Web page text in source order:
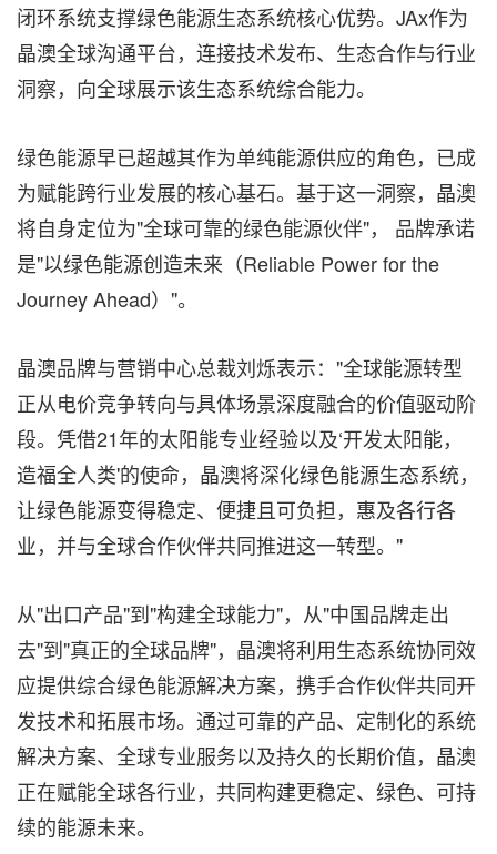
闭环系统支撑绿色能源生态系统核心优势。JAx作为
晶澳全球沟通平台，连接技术发布、生态合作与行业
洞察，向全球展示该生态系统综合能力。
绿色能源早已超越其作为单纯能源供应的角色，已成
为赋能跨行业发展的核心基石。基于这一洞察，晶澳
将自身定位为"全球可靠的绿色能源伙伴"， 品牌承诺
是"以绿色能源创造未来（Reliable Power for the
Journey Ahead） "。
晶澳品牌与营销中心总裁刘烁表示："全球能源转型
正从电价竞争转向与具体场景深度融合的价值驱动阶
段。凭借21年的太阳能专业经验以及‘开发太阳能，
造福全人类'的使命，晶澳将深化绿色能源生态系统，
让绿色能源变得稳定、便捷且可负担，惠及各行各
业，并与全球合作伙伴共同推进这一转型。"
从"出口产品"到"构建全球能力"，从"中国品牌走出
去"到"真正的全球品牌"，晶澳将利用生态系统协同效
应提供综合绿色能源解决方案，携手合作伙伴共同开
发技术和拓展市场。通过可靠的产品、定制化的系统
解决方案、全球专业服务以及持久的长期价值，晶澳
正在赋能全球各行业，共同构建更稳定、绿色、可持
续的能源未来。